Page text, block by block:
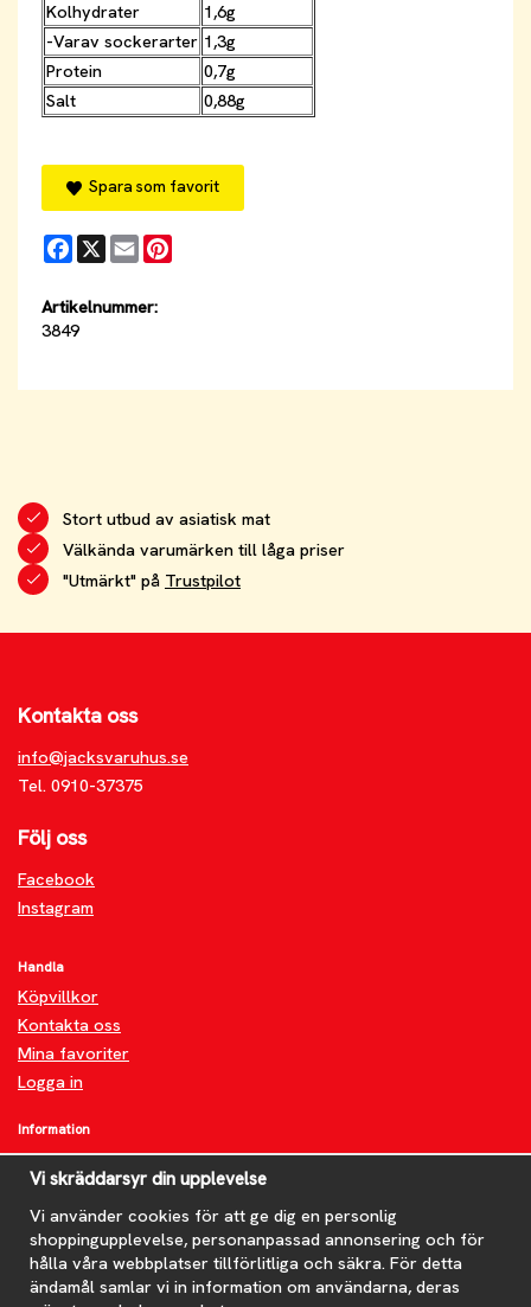
Kolhydrater
1,6g
-Varav sockerarter 1,3g
Protein
0,7g
Salt
0,88g
Spara som favorit
Facebook
X Email
Artikelnummer:
3849
Stort utbud av asiatisk mat
Välkända varumärken till låga priser
"Utmärkt" på Trustpilot
Kontakta oss
info@jacksvaruhus.se
Tel. 0910-37375
Följ oss
Facebook
Instagram
Handla
Köpvillkor
Kontakta oss
Mina favoriter
Logga in
Information
Om oss
FAQ
Nyheter
Nyhetsbrev
Om cookies
Vi skräddarsyr din upplevelse
Vi använder cookies för att ge dig en personlig
shoppingupplevelse, personanpassad annonsering och för
hålla våra webbplatser tillförlitliga och säkra. För detta
ändamål samlar vi in information om användarna, deras